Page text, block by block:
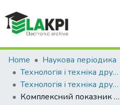
Communities & Collections
All of DSpace
Statistics
Home
Наукова періодика
Технологія і техніка друкарства
Технологія і техніка друкарства: збірник наукових праць, Вип. 1(39)
Комплексний показник якості паковань та рекламної продукції, що виготовлені вакуумним формуванням